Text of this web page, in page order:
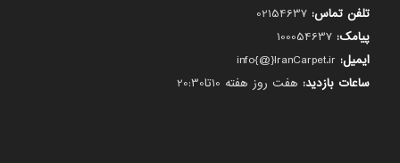
تلفن تماس:
پیامک:
ایمیل:
ساعات بازدید: هفت روز هفته 10تا20:30